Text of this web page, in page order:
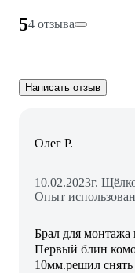
54 отзыва
Написать отзыв
Олег Р.
10.02.2023г.
Опыт
Брал для
Первый блин
10мм.решил снять